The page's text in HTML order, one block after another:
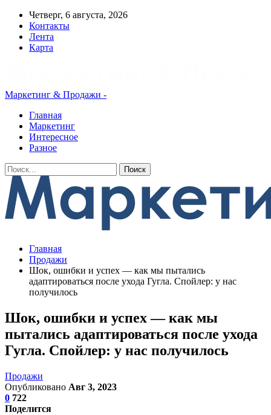
Четверг, 6 августа, 2026
Контакты
Лента
Карта
Маркетинг & Продажи -
Главная
Маркетинг
Интересное
Разное
Главная
Продажи
Шок, ошибки и успех — как мы пытались
адаптироваться после ухода Гугла. Спойлер: у нас
получилось
Шок, ошибки и успех — как мы
пытались адаптироваться после ухода
Гугла. Спойлер: у нас получилось
Продажи
Опубликовано Авг 3, 2023
0 722
Поделится